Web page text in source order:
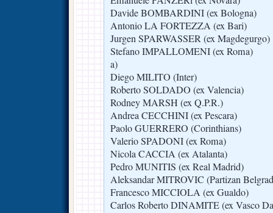
Davide BOMBARDINI (ex Bologna)
Antonio LA FORTEZZA (ex Bari)
Jurgen SPARWASSER (ex Magdegurgo)
Stefano IMPALLOMENI (ex Roma)
a)
Diego MILITO (Inter)
Roberto SOLDADO (ex Valencia)
Rodney MARSH (ex Q.P.R.)
Andrea CECCHINI (ex Pescara)
Paolo GUERRERO (Corinthians)
Valerio SPADONI (ex Roma)
Nicola CACCIA (ex Atalanta)
Pedro MUNITIS (ex Real Madrid)
Aleksandar MITROVIC (Partizan
Francesco MICCIOLA (ex Gualdo)
Carlos Roberto DINAMITE (ex Vasco